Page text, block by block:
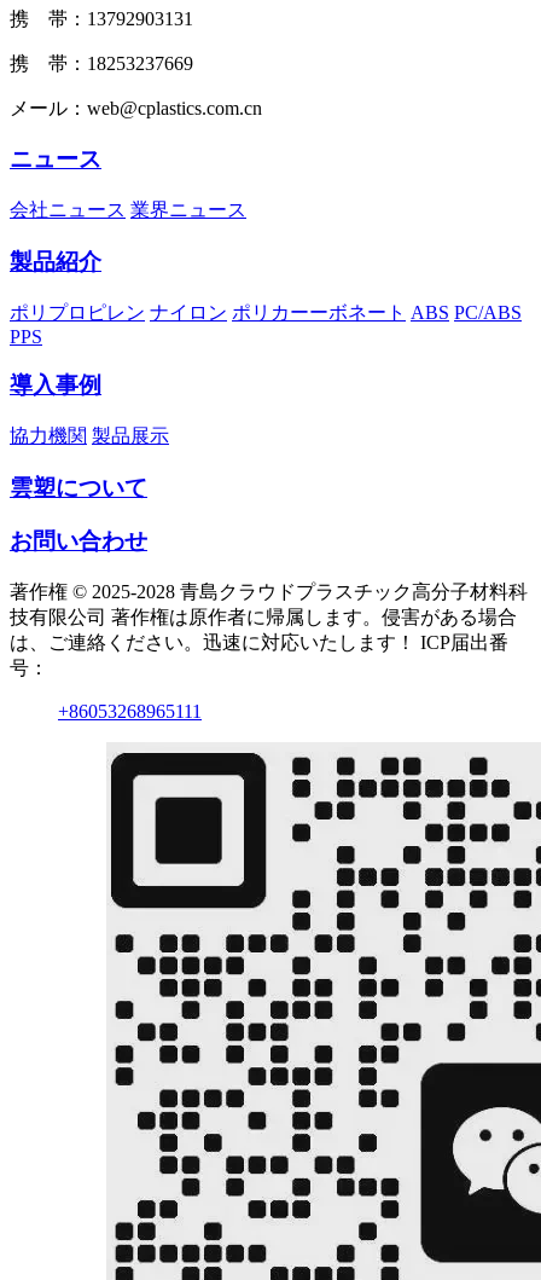
携 帯：13792903131
携 帯：18253237669
メール：web@cplastics.com.cn
ニュース
会社ニュース 業界ニュース
製品紹介
ポリプロピレン ナイロン ポリカーーボネート ABS PC/ABS
PPS
導入事例
協力機関 製品展示
雲塑について
お問い合わせ
著作権 © 2025-2028 青島クラウドプラスチック高分子材料科
技有限公司 著作権は原作者に帰属します。侵害がある場合
は、ご連絡ください。迅速に対応いたします！ ICP届出番
号：
+86053268965111